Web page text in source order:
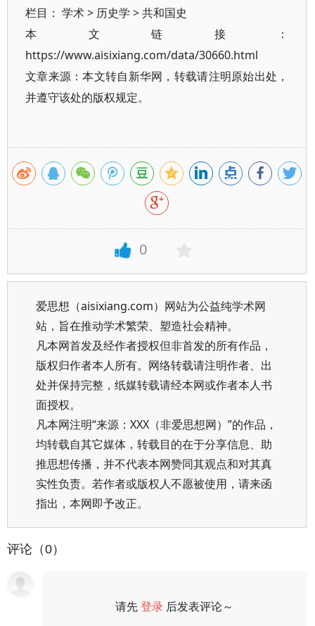
栏目： 学术> 历史学 >共和国史
本文链接：
https://www.aisixiang.com/data/30660.html
文章来源：本文转自新华网，转载请注明原始出处，
并遵守该处的版权规定。
0
爱思想（aisixiang.com）网站为公益纯学术网
站，旨在推动学术繁荣、塑造社会精神。
凡本网首发及经作者授权但非首发的所有作品，
版权归作者本人所有。网络转载请注明作者、出
处并保持完整，纸媒转载请经本网或作者本人书
面授权。
凡本网注明“来源：XXX（非爱思想网）”的作品，
均转载自其它媒体，转载目的在于分享信息、助
推思想传播，并不代表本网赞同其观点和对其真
实性负责。若作者或版权人不愿被使用，请来函
指出，本网即予改正。
评论（0）
请先登录 后发表评论～